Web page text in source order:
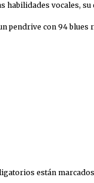
vocales,
pendrive con 94
están